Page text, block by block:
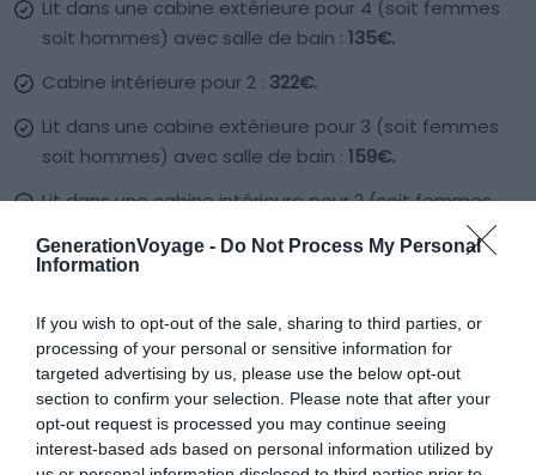
GenerationVoyage - Do Not Process My Personal
Information
If you wish to opt-out of the sale, sharing to third parties, or
processing of your personal or sensitive information for
targeted advertising by us, please use the below opt-out
section to confirm your selection. Please note that after your
opt-out request is processed you may continue seeing
interest-based ads based on personal information utilized by
Lit dans une cabine extérieure pour 4 (soit femmes
soit hommes) avec salle de bain : 135€.
Cabine intérieure pour 2 : 322€.
Lit dans une cabine extérieure pour 3 (soit femmes
soit hommes) avec salle de bain : 159€.
Lit dans une cabine intérieure pour 2 (soit femmes
Cabine extérieure pour 2 :
Voiture : il faudra ajouter en moyenne 35€ au tarif de
base indiqué.
Ventouri Ferries
Tarif de base :80€ (l’emplacement sur le pont est